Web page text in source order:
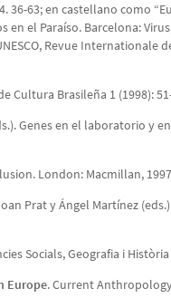
63; en castellano como
el Paraíso. Barcelona:
Revue Internationale
Cultura Brasileña 1 (1998):
Genes en el laboratorio y
London: Macmillan,
Prat y Ángel Martínez
Socials, Geografia i Història
Europe. Current